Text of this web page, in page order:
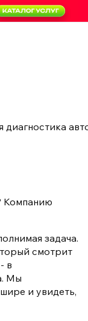
диагностика
Компанию
задача.
смотрит
в
Мы
и увидеть,